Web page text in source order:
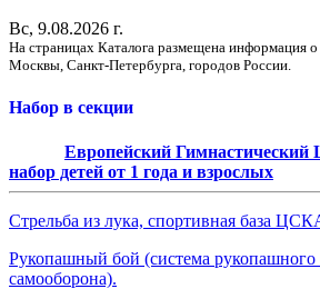
Вс, 9.08.2026 г.
На страницах Каталога размещена информация
Москвы, Санкт-Петербурга, городов России.
Набор в секции
Европейский Гимнастический
набор детей от 1 года и взрослых
Стрельба из лука, спортивная база
Рукопашный бой (система рукопашного
самооборона).